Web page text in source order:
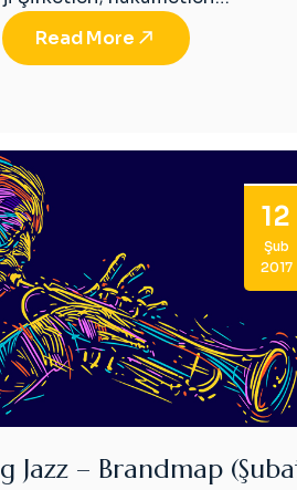
Read More
12
Şub
2017
Jazz – Brandmap